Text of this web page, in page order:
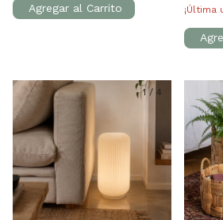
¡Última
1/ 4